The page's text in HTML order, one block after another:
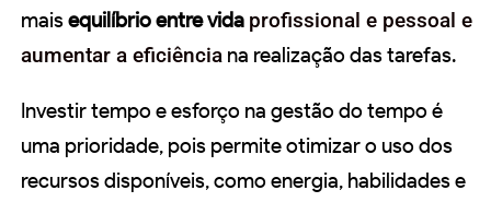
maisequilíbrio entre vida profissional e pessoal e
aumentar a eficiência na realização das tarefas.
Investir tempo e esforço na gestão do tempo é
uma prioridade, pois permite otimizar o uso dos
recursos disponíveis, como energia, habilidades e